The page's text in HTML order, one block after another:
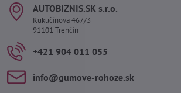
AUTOBIZNIS​.SK s​.r​.o​.
Kukučínova 467/3
91101 Trenčín
+421 904 011 055
info​@gumove-rohoze​.sk